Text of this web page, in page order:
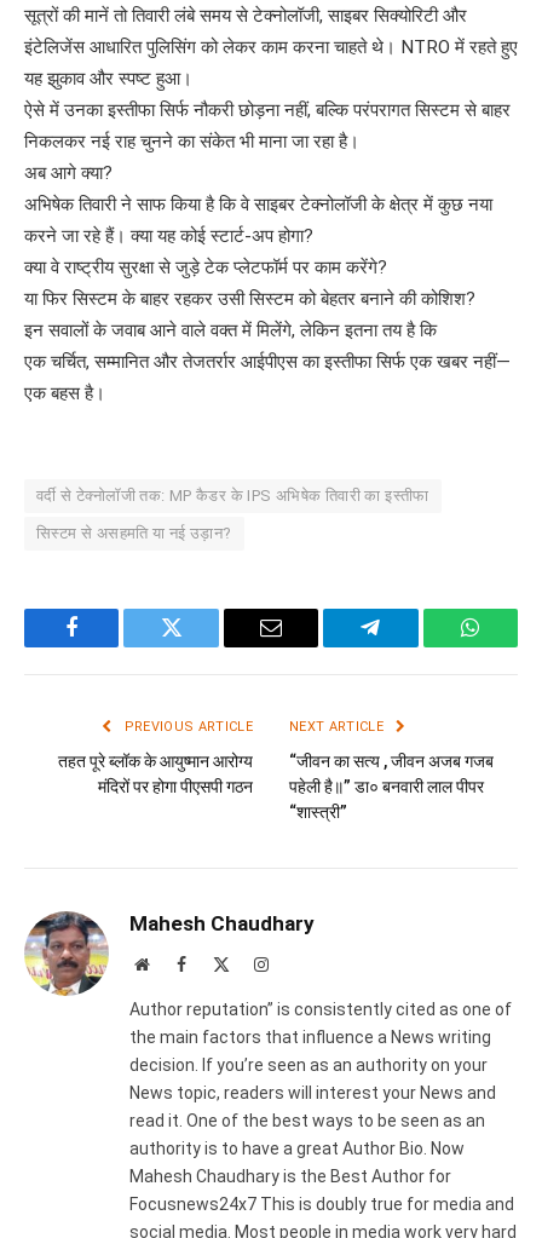
सूत्रों की मानें तो तिवारी लंबे समय से टेक्नोलॉजी, साइबर सिक्योरिटी और
इंटेलिजेंस आधारित पुलिसिंग को लेकर काम करना चाहते थे। NTRO में रहते हुए
यह झुकाव और स्पष्ट हुआ।
ऐसे में उनका इस्तीफा सिर्फ नौकरी छोड़ना नहीं, बल्कि परंपरागत सिस्टम से बाहर
निकलकर नई राह चुनने का संकेत भी माना जा रहा है।
अब आगे क्या?
अभिषेक तिवारी ने साफ किया है कि वे साइबर टेक्नोलॉजी के क्षेत्र में कुछ नया
करने जा रहे हैं। क्या यह कोई स्टार्ट-अप होगा?
क्या वे राष्ट्रीय सुरक्षा से जुड़े टेक प्लेटफॉर्म पर काम करेंगे?
या फिर सिस्टम के बाहर रहकर उसी सिस्टम को बेहतर बनाने की कोशिश?
इन सवालों के जवाब आने वाले वक्त में मिलेंगे, लेकिन इतना तय है कि
एक चर्चित, सम्मानित और तेजतर्रार आईपीएस का इस्तीफा सिर्फ एक खबर नहीं—
एक बहस है।
वर्दी से टेक्नोलॉजी तक: MP कैडर के IPS अभिषेक तिवारी का इस्तीफा
सिस्टम से असहमति या नई उड़ान?
Facebook Twitter Email Telegram
PREVIOUS ARTICLE
तहत पूरे ब्लॉक के आयुष्मान आरोग्य
मंदिरों पर होगा पीएसपी गठन
NEXT ARTICLE
“जीवन का सत्य , जीवन अजब गजब
पहेली है॥” डा० बनवारी लाल पीपर
“शास्त्री”
Mahesh Chaudhary
WebsiteFacebook Instagram
Author reputation” is consistently cited as one of
the main factors that influence a News writing
decision. If you’re seen as an authority on your
News topic, readers will interest your News and
read it. One of the best ways to be seen as an
authority is to have a great Author Bio. Now
Mahesh Chaudhary is the Best Author for
Focusnews24x7 This is doubly true for media and
social media. Most people in media work very hard